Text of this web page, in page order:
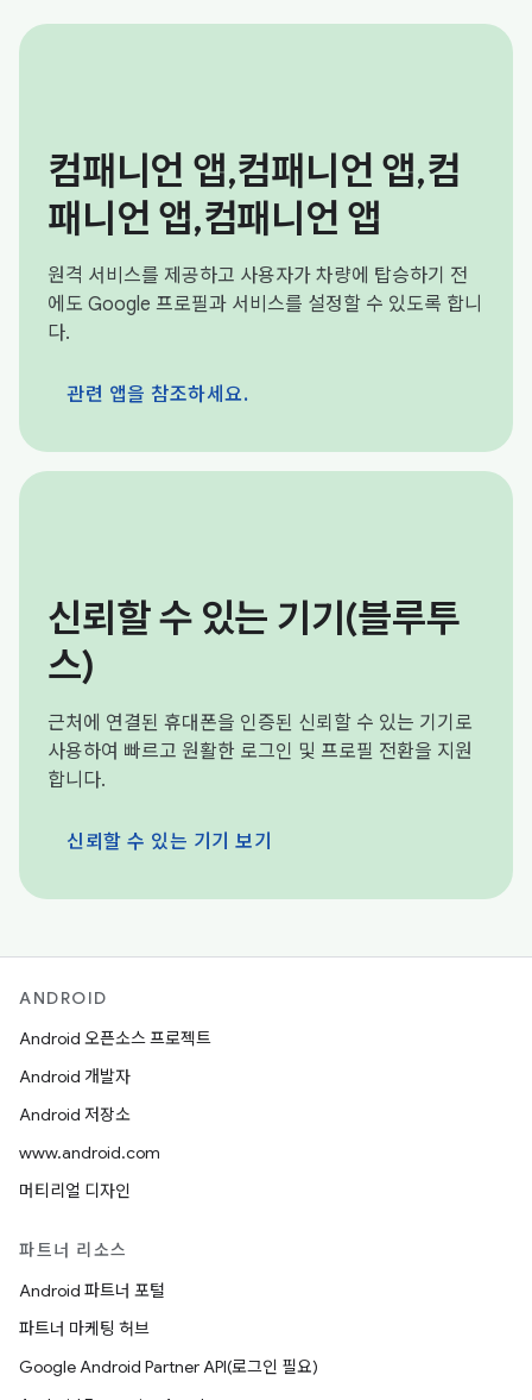
컴패니언 앱,컴패니언 앱,컴
패니언 앱,컴패니언 앱
원격 서비스를 제공하고 사용자가 차량에 탑승하기 전
에도 Google 프로필과 서비스를 설정할 수 있도록 합니
다.
관련 앱을 참조하세요.
신뢰할 수 있는 기기(블루투
스)
근처에 연결된 휴대폰을 인증된 신뢰할 수 있는 기기로
사용하여 빠르고 원활한 로그인 및 프로필 전환을 지원
합니다.
신뢰할 수 있는 기기 보기
ANDROID
Android 오픈소스 프로젝트
Android 개발자
Android 저장소
www.android.com
머티리얼 디자인
파트너 리소스
Android 파트너 포털
파트너 마케팅 허브
Google Android Partner API(로그인 필요)